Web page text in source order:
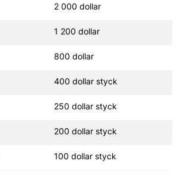
2 000 dollar
1 200 dollar
800 dollar
400 dollar styck
250 dollar styck
200 dollar styck
100 dollar styck